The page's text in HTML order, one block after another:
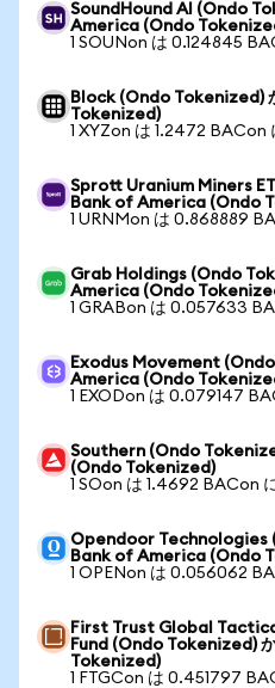
SoundHound AI (Ondo
America (Ondo
1 SOUNon は 0.124845
Block (Ondo Tokenized)
Tokenized)
1 XYZon は 1.2472 BACon
Sprott Uranium Miners
Bank of America (Ondo
1 URNMon は 0.868889
Grab Holdings (Ondo
America (Ondo
1 GRABon は 0.057633
Exodus Movement
America (Ondo
1 EXODon は 0.079147
Southern (Ondo
(Ondo Tokenized)
1 SOon は 1.4692 BACon
Opendoor Technologies
Bank of America (Ondo
1 OPENon は 0.056062
First Trust Global
Fund (Ondo Tokenized)
Tokenized)
1 FTGCon は 0.451797